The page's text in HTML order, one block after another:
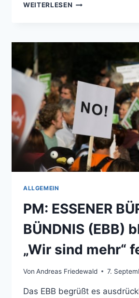
WEITERLESEN PM:
(EBB)
DURCHSETZUNG
RESPEKTS
GEGENÜBER
DER
POLIZEI
ALLGEMEIN
PM: ESSENER
BÜNDNIS (EBB)
„Wir sind mehr“
Von Andreas Friedewald 7.
Das EBB begrüßt es